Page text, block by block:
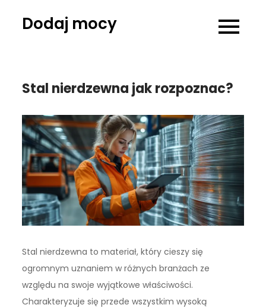
Dodaj mocy
Stal nierdzewna jak rozpoznac?
Stal nierdzewna to materiał, który cieszy się
ogromnym uznaniem w różnych branżach ze
względu na swoje wyjątkowe właściwości.
Charakteryzuje się przede wszystkim wysoką